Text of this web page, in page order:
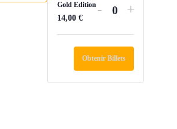
Gold Edition
14,00 €
Diminuer
de
billets
pour
- Quantité
billets
pour
+
Obtenir Billets